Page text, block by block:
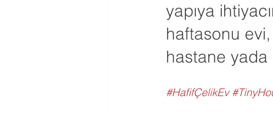
yapıya
haftasonu
hastane
#HafifÇelikEv